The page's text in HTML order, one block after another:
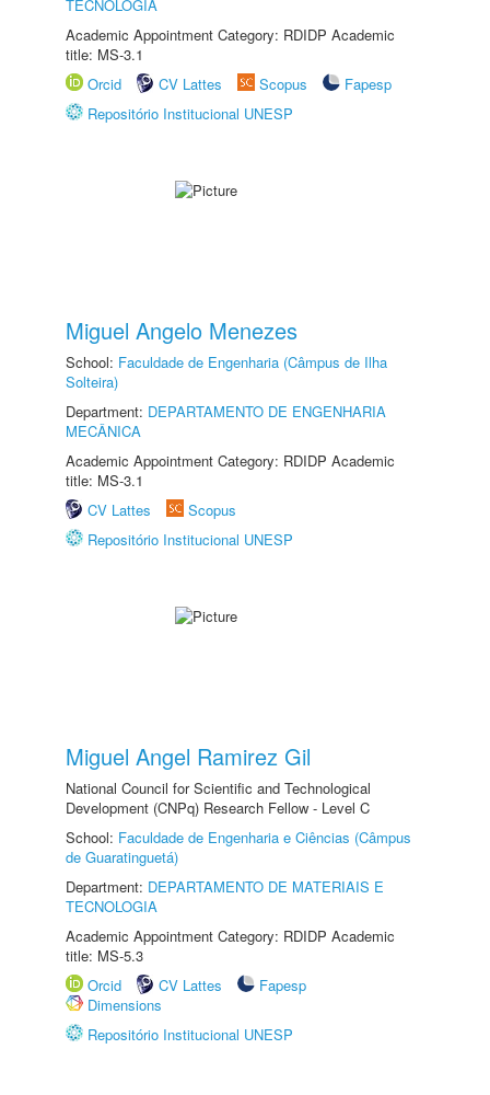
TECNOLOGIA
Academic Appointment Category: RDIDP Academic
title: MS-3.1
Orcid
CV Lattes Scopus
Fapesp
Repositório Institucional UNESP
Miguel Angelo Menezes
School: Faculdade de Engenharia (Câmpus de Ilha
Solteira)
Department: DEPARTAMENTO DE ENGENHARIA
MECÂNICA
Academic Appointment Category: RDIDP Academic
title: MS-3.1
CV Lattes
Scopus
Repositório Institucional UNESP
Miguel Angel Ramirez Gil
National Council for Scientific and Technological
Development (CNPq) Research Fellow - Level C
School: Faculdade de Engenharia e Ciências (Câmpus
de Guaratinguetá)
Department: DEPARTAMENTO DE MATERIAIS E
TECNOLOGIA
Academic Appointment Category: RDIDP Academic
title: MS-5.3
Orcid
CV Lattes
Fapesp
Dimensions
Repositório Institucional UNESP